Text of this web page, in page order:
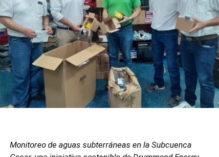
Monitoreo de aguas subterráneas en la Subcuenca